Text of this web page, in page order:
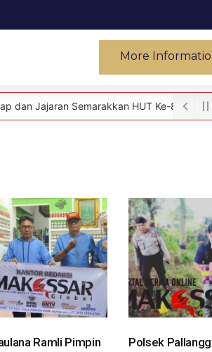
More
HUT Ke-81 RI Melalui Aksi Donor
Ramli Pimpin
Polsek